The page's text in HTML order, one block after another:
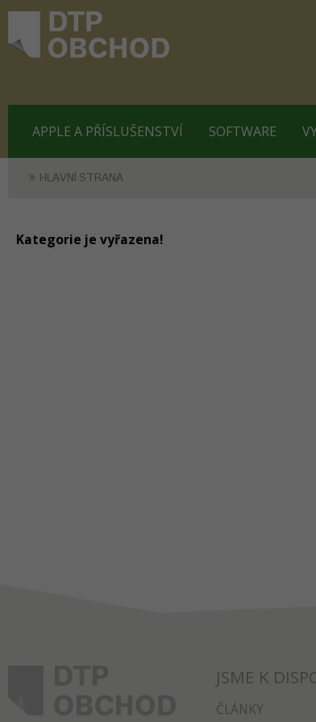
APPLE A PŘÍSLUŠENSTVÍ SOFTWARE
HLAVNÍ STRANA
Kategorie je vyřazena!
JSME K
ČLÁNKY